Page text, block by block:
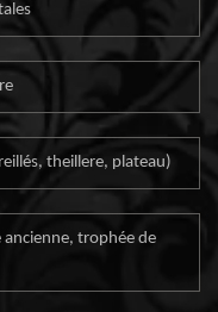
theillere, plateau)
ancienne, trophée de